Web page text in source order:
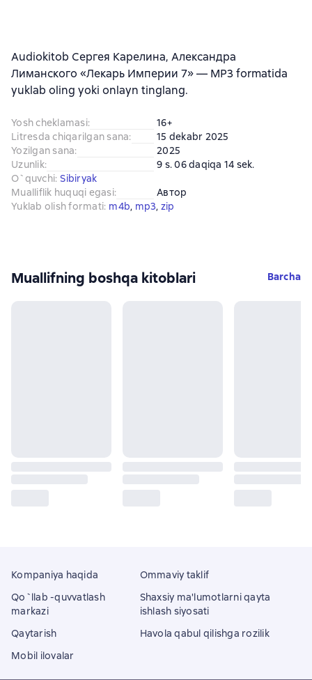
Audiokitob Сергея Карелина, Александра
Лиманского «Лекарь Империи 7» — MP3 formatida
yuklab oling yoki onlayn tinglang.
Yosh cheklamasi:
16+
Litresda chiqarilgan sana:
15 dekabr 2025
Yozilgan sana:
2025
Uzunlik:
9 s. 06 daqiqa 14 sek.
O`quvchi: Sibiryak
Mualliflik huquqi egasi:
Автор
Yuklab olish formati: m4b, mp3, zip
Muallifning boshqa kitoblari Barcha
Kompaniya haqida
Qo`llab -quvvatlash
markazi
Qaytarish
Mobil ilovalar
Ommaviy taklif
Shaxsiy ma'lumotlarni qayta
ishlash siyosati
Havola qabul qilishga rozilik